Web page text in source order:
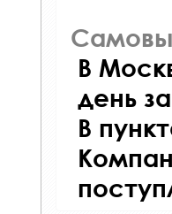
В
день
В